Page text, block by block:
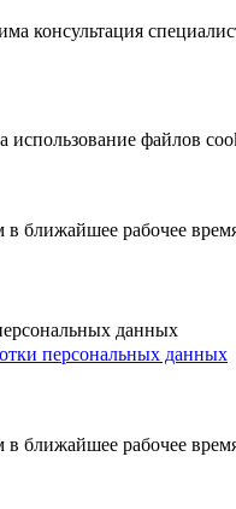
консультация
использование файлов
в ближайшее рабочее
данных
персональных данных
в ближайшее рабочее